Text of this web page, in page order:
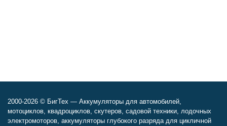
2000-2026 © БигТех — Аккумуляторы для автомобилей,
мотоциклов, квадроциклов, скутеров, садовой техники, лодочных
электромоторов, аккумуляторы глубокого разряда для цикличной